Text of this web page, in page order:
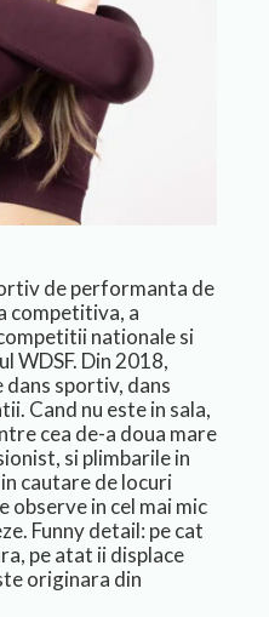
de performanta de
competitiva, a
nationale si
WDSF. Din 2018,
sportiv, dans
Cand nu este in sala,
cea de-a doua mare
si plimbarile in
cautare de locuri
observe in cel mai mic
Funny detail: pe cat
pe atat ii displace
originara din